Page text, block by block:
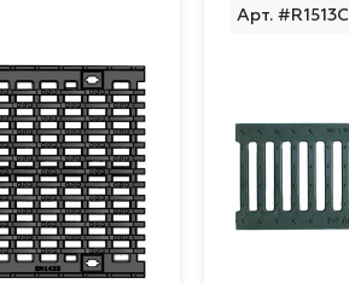
Арт. #R1513C